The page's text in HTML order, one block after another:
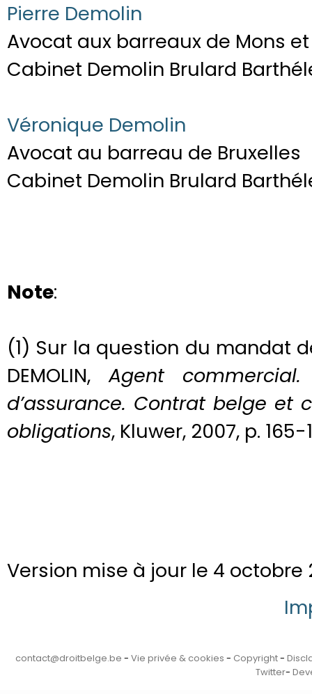
Pierre Demolin
Avocat aux barreaux de Mons
Cabinet Demolin Brulard
Véronique Demolin
Avocat au barreau de Bruxelles
Cabinet Demolin Brulard
Note:
(1) Sur la question du mandat
DEMOLIN,Agent
d’assurance. Contrat belge et
obligations, Kluwer, 2007, p. 165-
Version mise à jour le 4 octobre
contact@droitbelge.be - Vie privée & cookies - Copyright-
Twitter-